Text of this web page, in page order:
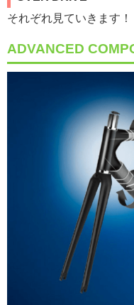
それぞれ見ていきます！
ADVANCED